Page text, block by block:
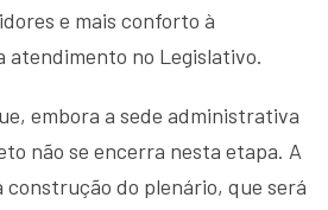
e mais conforto à
atendimento no Legislativo.
embora a sede administrativa
não se encerra nesta etapa. A
construção do plenário, que será